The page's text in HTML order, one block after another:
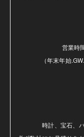
営業時
（年末年始
時計、宝石、